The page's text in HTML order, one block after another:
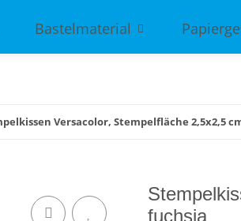
Bastelmaterial
Versacolor, Stempelfläche 2,5x2,5
fuchsia